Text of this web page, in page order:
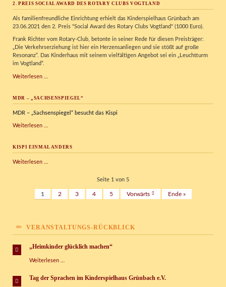
2. PREIS SOCIAL AWARD DES ROTARY CLUBS VOGTLAND
Als familienfreundliche Einrichtung erhielt das Kinderspielhaus Grünbach am
23.06.2021 den 2. Preis "Social Award des Rotary Clubs Vogtland" (1000 Euro).
Frank Richter vom Rotary-Club, betonte in seiner Rede für diesen Preisträger:
„Die Verkehrserziehung ist hier ein Herzensanliegen und sie stößt auf große
Resonanz“. Das Kinderhaus mit seinem vielfältigen Angebot sei ein „Leuchtturm
im Vogtland“.
Weiterlesen …
Award
Rotary
MDR – „SACHSENSPIEGEL“
MDR – „Sachsenspiegel“ besucht das Kispi
Weiterlesen …
KISPI EINMAL ANDERS
Weiterlesen …
Seite 1 von 5
1 2 3 4 5 Vorwärts Ende »
VERANSTALTUNGS-RÜCKBLICK
„Heimkinder glücklich machen“
Weiterlesen …
machen“
Tag der Sprachen im Kinderspielhaus Grünbach e.V.